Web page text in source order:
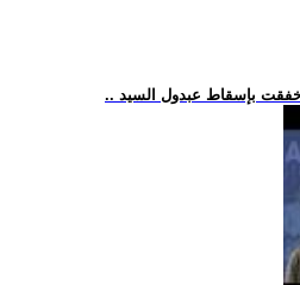
بإسقاط عبدول السيد